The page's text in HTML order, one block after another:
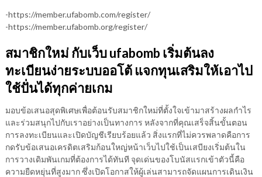
-https://member.ufabomb.com/register/
-https://member.ufabomb.org/register/
สมาชิกใหม่ กับเว็บ ufabomb เริ่มต้นลง
ทะเบียนง่ายระบบออโต้ แจกทุนเสริมให้เอาไป
ใช้ปั่นได้ทุกค่ายเกม
มอบข้อเสนอสุดพิเศษเพื่อต้อนรับสมาชิกใหม่ที่ตั้งใจเข้ามาสร้างผลกำไร
และร่วมสนุกไปกับเราอย่างเป็นทางการ หลังจากที่คุณเสร็จสิ้นขั้นตอน
การลงทะเบียนและเปิดบัญชีเรียบร้อยแล้ว สิ่งแรกที่ไม่ควรพลาดคือการ
กดรับข้อเสนอเครดิตเสริมก้อนใหญ่หน้าเว็บไปใช้เป็นเสบียงเริ่มต้นใน
การวางเดิมพันเกมที่ต้องการได้ทันที จุดเด่นของโบนัสแรกเข้าตัวนี้คือ
ความยืดหยุ่นที่สูงมาก ซึ่งเปิดโอกาสให้ผู้เล่นสามารถจัดแผนการเดินเงิน